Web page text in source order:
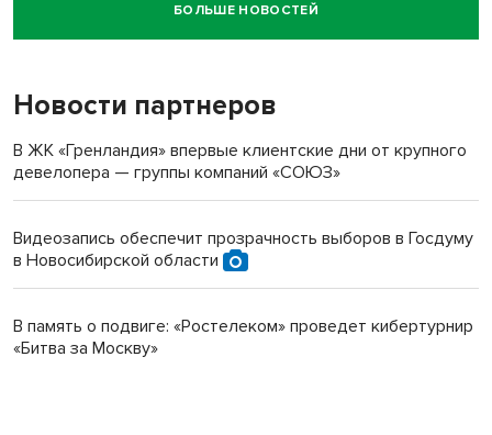
Новосибирский суд наказал водителя за смерть
пенсионерки на вокзале
БОЛЬШЕ НОВОСТЕЙ
Новости партнеров
В ЖК «Гренландия» впервые клиентские дни от крупного
девелопера — группы компаний «СОЮЗ»
Видеозапись обеспечит прозрачность выборов в Госдуму
в Новосибирской области
В память о подвиге: «Ростелеком» проведет кибертурнир
«Битва за Москву»